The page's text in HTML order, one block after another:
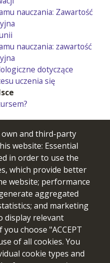
nauczania: Zawartość
nauczania: zawartość
dotyczące
uczenia się
poglądy i opinie są
autorów i niekoniecznie
Unii Europejskiej lub
and third-party
website: Essential
in order to use the
which provide better
website; performance
aggregated
and marketing
display relevant
choose "ACCEPT
of all cookies. You
cookie types and